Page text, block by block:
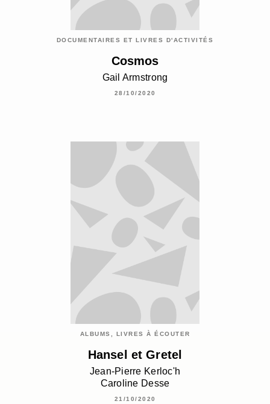
DOCUMENTAIRES ET LIVRES D'ACTIVITÉS
Cosmos
Gail Armstrong
28/10/2020
ALBUMS, LIVRES À ÉCOUTER
Hansel et Gretel
Jean-Pierre Kerloc'h
Caroline Desse
21/10/2020